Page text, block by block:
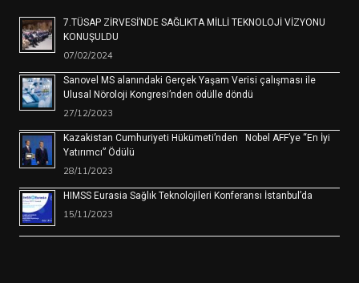
7.TÜSAP ZİRVESİ’NDE SAĞLIKTA MİLLİ TEKNOLOJİ VİZYONU
KONUŞULDU
07/02/2024
Sanovel MS alanındaki Gerçek Yaşam Verisi çalışması ile
Ulusal Nöroloji Kongresi’nden ödülle döndü
27/12/2023
Kazakistan Cumhuriyeti Hükümeti’nden Nobel AFF’ye “En İyi
Yatırımcı” Ödülü
28/11/2023
HIMSS Eurasia Sağlık Teknolojileri Konferansı İstanbul’da
15/11/2023